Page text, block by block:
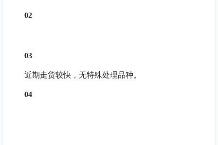
02
03
近期走货较快，无特殊处理品种。
04